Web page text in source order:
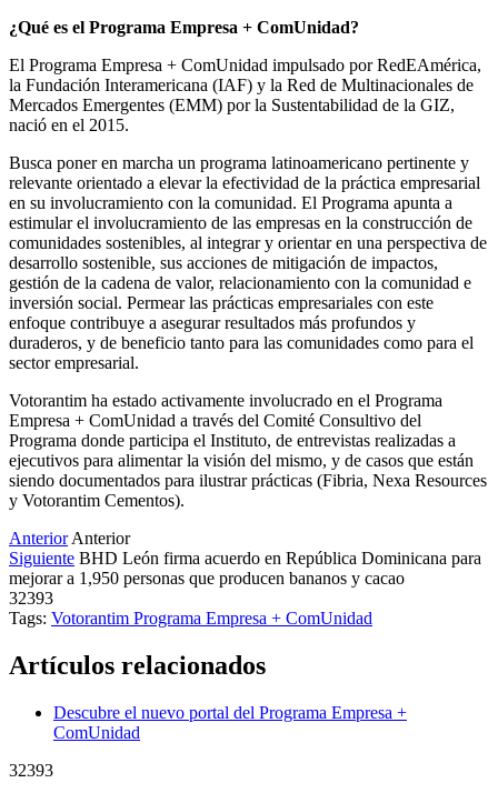
¿Qué es el Programa Empresa + ComUnidad?
El Programa Empresa + ComUnidad impulsado por RedEAmérica,
la Fundación Interamericana (IAF) y la Red de Multinacionales de
Mercados Emergentes (EMM) por la Sustentabilidad de la GIZ,
nació en el 2015.
Busca poner en marcha un programa latinoamericano pertinente y
relevante orientado a elevar la efectividad de la práctica empresarial
en su involucramiento con la comunidad. El Programa apunta a
estimular el involucramiento de las empresas en la construcción de
comunidades sostenibles, al integrar y orientar en una perspectiva de
desarrollo sostenible, sus acciones de mitigación de impactos,
gestión de la cadena de valor, relacionamiento con la comunidad e
inversión social. Permear las prácticas empresariales con este
enfoque contribuye a asegurar resultados más profundos y
duraderos, y de beneficio tanto para las comunidades como para el
sector empresarial.
Votorantim ha estado activamente involucrado en el Programa
Empresa + ComUnidad a través del Comité Consultivo del
Programa donde participa el Instituto, de entrevistas realizadas a
ejecutivos para alimentar la visión del mismo, y de casos que están
siendo documentados para ilustrar prácticas (Fibria, Nexa Resources
y Votorantim Cementos).
Anterior Anterior
Siguiente BHD León firma acuerdo en República Dominicana para
mejorar a 1,950 personas que producen bananos y cacao
32393
Tags: Votorantim Programa Empresa + ComUnidad
Artículos relacionados
Descubre el nuevo portal del Programa Empresa +
ComUnidad
32393